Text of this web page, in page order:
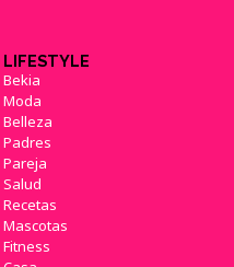
LIFESTYLE
Bekia
Moda
Belleza
Padres
Pareja
Salud
Recetas
Mascotas
Fitness